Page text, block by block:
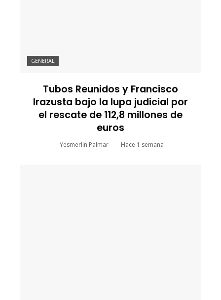
GENERAL
Tubos Reunidos y Francisco
Irazusta bajo la lupa judicial por
el rescate de 112,8 millones de
euros
Yesmerlin Palmar Hace 1 semana